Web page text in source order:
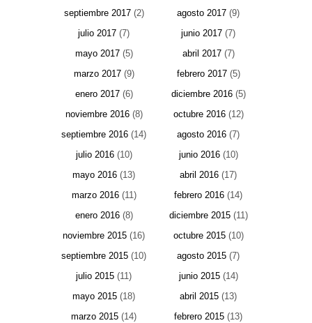
septiembre 2017(2) agosto 2017 (9)
julio 2017 (7) junio 2017 (7)
mayo 2017(5) abril 2017(7)
marzo 2017(9) febrero 2017(5)
enero 2017(6) diciembre 2016(5)
noviembre 2016(8) octubre 2016(12)
septiembre 2016 (14) agosto 2016 (7)
julio 2016(10) junio 2016(10)
mayo 2016 (13) abril 2016 (17)
marzo 2016(11) febrero 2016 (14)
enero 2016(8) diciembre 2015(11)
noviembre 2015 (16) octubre 2015(10)
septiembre 2015 (10) agosto 2015 (7)
julio 2015 (11) junio 2015(14)
mayo 2015 (18) abril 2015 (13)
marzo 2015 (14) febrero 2015 (13)